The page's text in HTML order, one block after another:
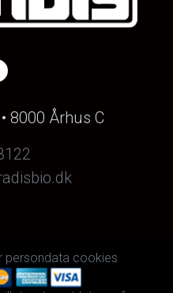
8000 Århus C
persondata cookies